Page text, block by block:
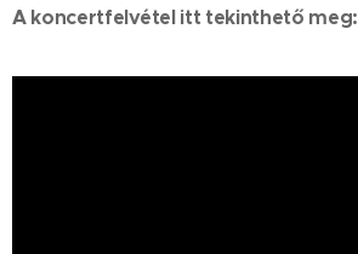
A koncertfelvétel itt tekinthető meg: